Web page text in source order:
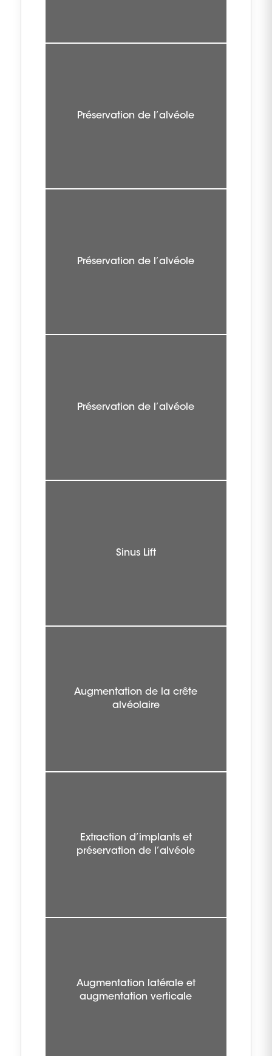
Préservation de l’alvéole
Préservation de l’alvéole
Préservation de l’alvéole
Sinus Lift
Augmentation de la crête
alvéolaire
Extraction d’implants et
préservation de l’alvéole
Augmentation latérale et
augmentation verticale